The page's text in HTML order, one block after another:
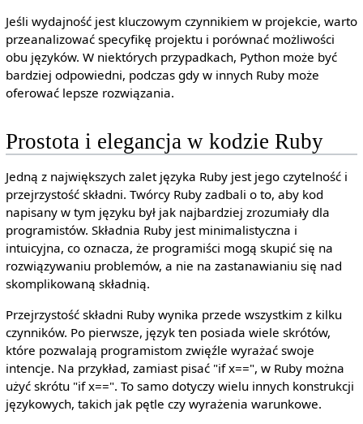
Jeśli wydajność jest kluczowym czynnikiem w projekcie, warto
przeanalizować specyfikę projektu i porównać możliwości
obu języków. W niektórych przypadkach, Python może być
bardziej odpowiedni, podczas gdy w innych Ruby może
oferować lepsze rozwiązania.
Prostota i elegancja w kodzie Ruby
Jedną z największych zalet języka Ruby jest jego czytelność i
przejrzystość składni. Twórcy Ruby zadbali o to, aby kod
napisany w tym języku był jak najbardziej zrozumiały dla
programistów. Składnia Ruby jest minimalistyczna i
intuicyjna, co oznacza, że programiści mogą skupić się na
rozwiązywaniu problemów, a nie na zastanawianiu się nad
skomplikowaną składnią.
Przejrzystość składni Ruby wynika przede wszystkim z kilku
czynników. Po pierwsze, język ten posiada wiele skrótów,
które pozwalają programistom zwięźle wyrażać swoje
intencje. Na przykład, zamiast pisać "if x==", w Ruby można
użyć skrótu "if x==". To samo dotyczy wielu innych konstrukcji
językowych, takich jak pętle czy wyrażenia warunkowe.